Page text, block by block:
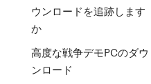
ウンロードを追跡します
か
高度な戦争デモPCのダウ
ンロード